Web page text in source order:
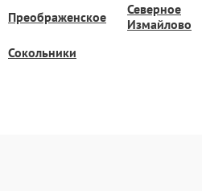
Преображенское
Северное
Измайлово
Сокольники